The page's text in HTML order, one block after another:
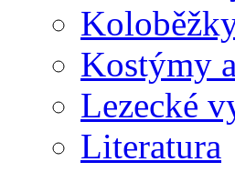
Kostýmy
Lezecké
Literatura